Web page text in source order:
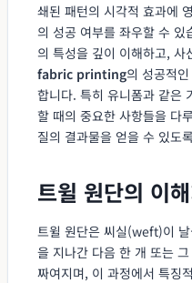
쇄된 패턴의 시각적 효과에
의 성공 여부를 좌우할 수 있
의 특성을 깊이 이해하고, 사
fabric printing의 성공적
합니다. 특히 유니폼과 같은
할 때의 중요한 사항들을 다
질의 결과물을 얻을 수 있도
트윌 원단의 이
트윌 원단은 씨실(weft)이
을 지나간 다음 한 개 또는
짜여지며, 이 과정에서 특징